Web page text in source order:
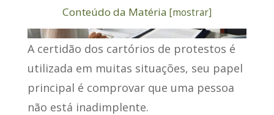
Conteúdo da Matéria [mostrar]
A certidão dos cartórios de protestos é
utilizada em muitas situações, seu papel
principal é comprovar que uma pessoa
não está inadimplente.